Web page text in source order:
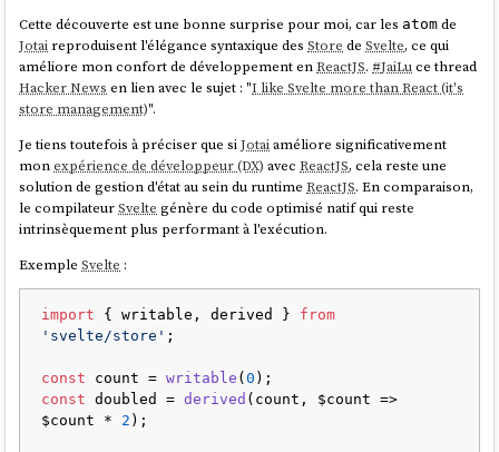
Cette découverte est une bonne surprise pour moi, car les atom de
Jotai reproduisent l'élégance syntaxique desStore deSvelte, ce qui
améliore mon confort de développement enReactJS. #JaiLuce thread
Hacker News en lien avec le sujet : "I like Svelte more than React (it's
store management)".
Je tiens toutefois à préciser que siJotaiaméliore significativement
monexpérience de développeur (DX) avecReactJS, cela reste une
solution de gestion d'état au sein du runtimeReactJS. En comparaison,
le compilateurSvelte génère du code optimisé natif qui reste
intrinsèquement plus performant à l'exécution.
ExempleSvelte :
import { writable, derived } from
'svelte/store' ;
const count = writable (0
const doubled = derived (count, $count =>
$count * 2 );